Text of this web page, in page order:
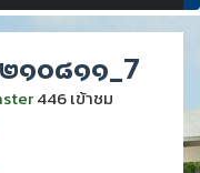
๒๑๐๘๑๑_7
446 เข้าชม